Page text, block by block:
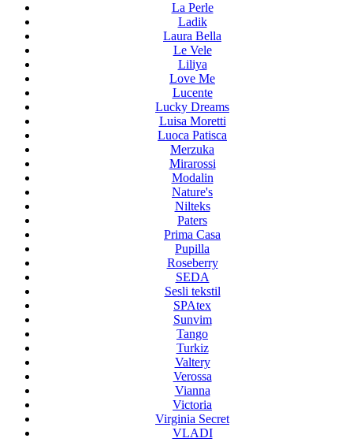
La Perle
Ladik
Laura Bella
Le Vele
Liliya
Love Me
Lucente
Lucky Dreams
Luisa Moretti
Luoca Patisca
Merzuka
Mirarossi
Modalin
Nature's
Nilteks
Paters
Prima Casa
Pupilla
Roseberry
SEDA
Sesli tekstil
SPAtex
Sunvim
Tango
Turkiz
Valtery
Verossa
Vianna
Victoria
Virginia Secret
VLADI